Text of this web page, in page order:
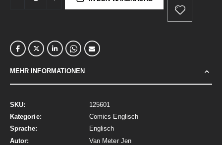
MEHR INFORMATIONEN
Mehr
Informationen
125601
Comics Englisch
Englisch
Van Meter Jen